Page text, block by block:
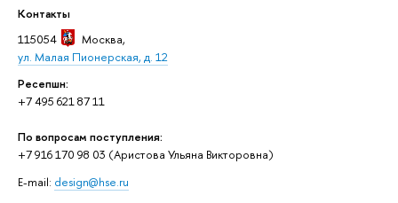
Контакты
115054
Москва,
ул. Малая Пионерская, д. 12
Ресепшн:
+7 495 621 87 11
По вопросам поступления:
+7 916 170 98 03 (Аристова Ульяна Викторовна)
E-mail: design@hse.ru